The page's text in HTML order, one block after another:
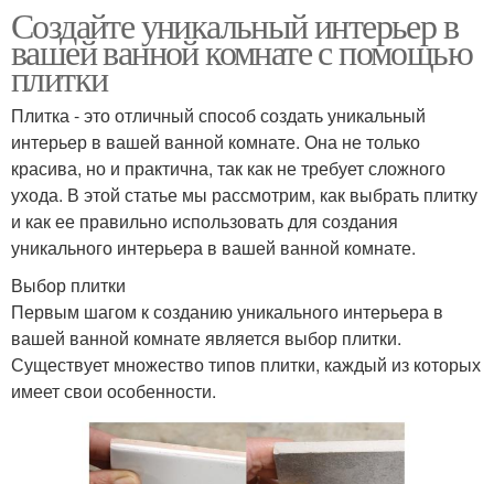
Создайте уникальный интерьер в
вашей ванной комнате с помощью
плитки
Плитка - это отличный способ создать уникальный
интерьер в вашей ванной комнате. Она не только
красива, но и практична, так как не требует сложного
ухода. В этой статье мы рассмотрим, как выбрать плитку
и как ее правильно использовать для создания
уникального интерьера в вашей ванной комнате.
Выбор плитки
Первым шагом к созданию уникального интерьера в
вашей ванной комнате является выбор плитки.
Существует множество типов плитки, каждый из которых
имеет свои особенности.